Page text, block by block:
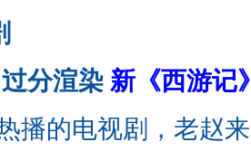
过分渲染 新《西游记
播的电视剧，老赵